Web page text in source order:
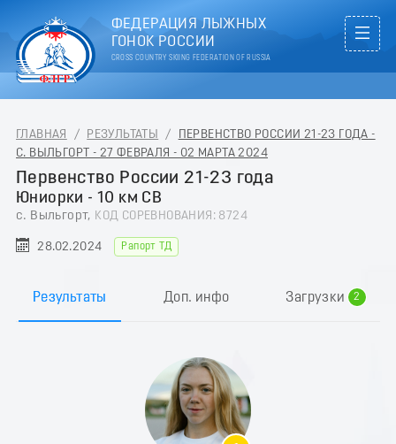
ФЕДЕРАЦИЯ ЛЫЖНЫХ
ГОНОК РОССИИ
CROSS COUNTRY SKIING FEDERATION OF RUSSIA
ГЛАВНАЯ / РЕЗУЛЬТАТЫ /
ПЕРВЕНСТВО РОССИИ 21-23 ГОДА -
С. ВЫЛЬГОРТ - 27 ФЕВРАЛЯ - 02 МАРТА 2024
Первенство России 21-23 года
Юниорки - 10 км СВ
с. Выльгорт, КОД СОРЕВНОВАНИЯ: 8724
28.02.2024 Рапорт ТД
Результаты Доп. инфо Загрузки
2